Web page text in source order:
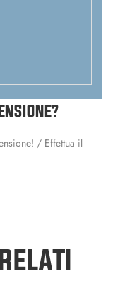
/ Effettua il